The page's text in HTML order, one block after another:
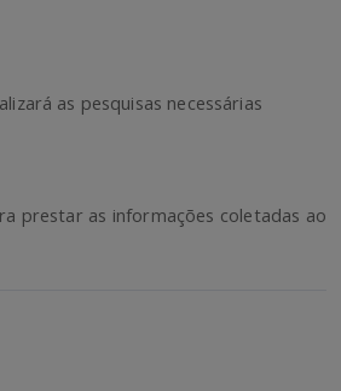
as pesquisas necessárias
prestar as informações coletadas ao